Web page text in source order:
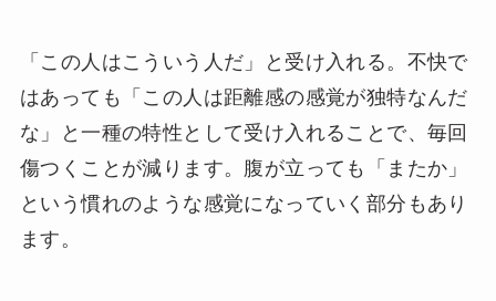
「この人はこういう人だ」と受け入れる。不快で
はあっても「この人は距離感の感覚が独特なんだ
な」と一種の特性として受け入れることで、毎回
傷つくことが減ります。腹が立っても「またか」
という慣れのような感覚になっていく部分もあり
ます。